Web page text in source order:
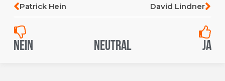
Patrick Hein David Lindner
Nein Neutral Ja